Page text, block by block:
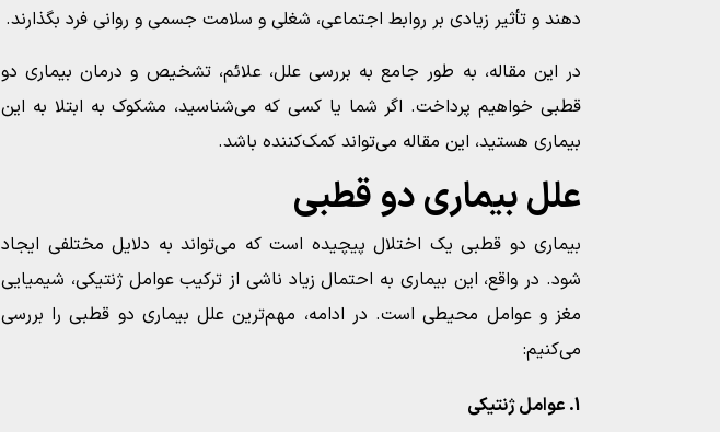
دهند و تأثیر زیادی بر روابط اجتماعی، شغلی و سلامت جسمی و روانی فرد بگذارند.
در این مقاله، به طور جامع به بررسی علل، علائم، تشخیص و درمان بیماری دو
قطبی خواهیم پرداخت. اگر شما یا کسی که می‌شناسید، مشکوک به ابتلا به این
بیماری هستید، این مقاله می‌تواند کمک‌کننده باشد.
علل بیماری دو قطبی
بیماری دو قطبی یک اختلال پیچیده است که می‌تواند به دلایل مختلفی ایجاد
شود. در واقع، این بیماری به احتمال زیاد ناشی از ترکیب عوامل ژنتیکی، شیمیایی
مغز و عوامل محیطی است. در ادامه، مهم‌ترین علل بیماری دو قطبی را بررسی
می‌کنیم:
1. عوامل ژنتیکی